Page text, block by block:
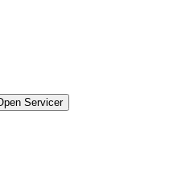
Servicer